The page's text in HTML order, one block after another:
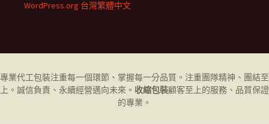
WordPress.org 台灣繁體中文
專業代工包裝注重每一個環節、掌握每一分品質。注重團隊精神、團結至
上。誠信負責、永續經營邁向未來。 收縮包裝顧客至上的服務、品質保證
的專業。